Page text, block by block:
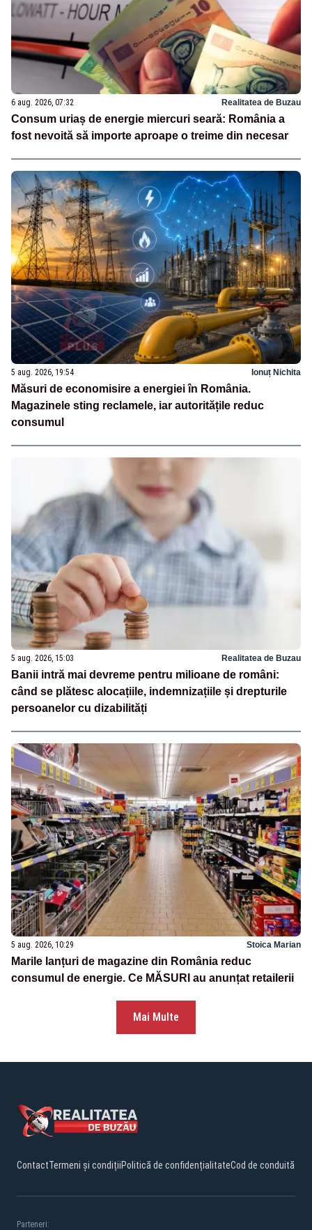
6 aug. 2026, 07:32 Realitatea de Buzau
Consum uriaș de energie miercuri seară: România a
fost nevoită să importe aproape o treime din necesar
5 aug. 2026, 19:54 Ionuț Nichita
Măsuri de economisire a energiei în România.
Magazinele sting reclamele, iar autoritățile reduc
consumul
5 aug. 2026, 15:03 Realitatea de Buzau
Banii intră mai devreme pentru milioane de români:
când se plătesc alocațiile, indemnizațiile și drepturile
persoanelor cu dizabilități
5 aug. 2026, 10:29 Stoica Marian
Marile lanțuri de magazine din România reduc
consumul de energie. Ce MĂSURI au anunțat retailerii
Mai Multe
ContactTermeni și condițiiPolitică de confidențialitateCod de conduită
Parteneri: